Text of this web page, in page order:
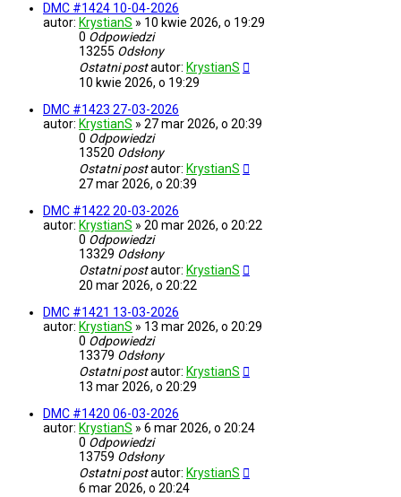
DMC #1424 10-04-2026
autor: KrystianS » 10 kwie 2026, o 19:29
0 Odpowiedzi
13255 Odsłony
Ostatni postautor: KrystianS
10 kwie 2026, o 19:29
DMC #1423 27-03-2026
autor: KrystianS » 27 mar 2026, o 20:39
0 Odpowiedzi
13520 Odsłony
Ostatni postautor: KrystianS
27 mar 2026, o 20:39
DMC #1422 20-03-2026
autor: KrystianS » 20 mar 2026, o 20:22
0 Odpowiedzi
13329 Odsłony
Ostatni postautor: KrystianS
20 mar 2026, o 20:22
DMC #1421 13-03-2026
autor: KrystianS » 13 mar 2026, o 20:29
0 Odpowiedzi
13379 Odsłony
Ostatni postautor: KrystianS
13 mar 2026, o 20:29
DMC #1420 06-03-2026
autor: KrystianS » 6 mar 2026, o 20:24
0 Odpowiedzi
13759 Odsłony
Ostatni postautor: KrystianS
6 mar 2026, o 20:24